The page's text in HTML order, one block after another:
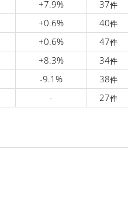
+7.9% 37件
+0.6% 40件
+0.6% 47件
+8.3% 34件
-9.1% 38件
- 27件